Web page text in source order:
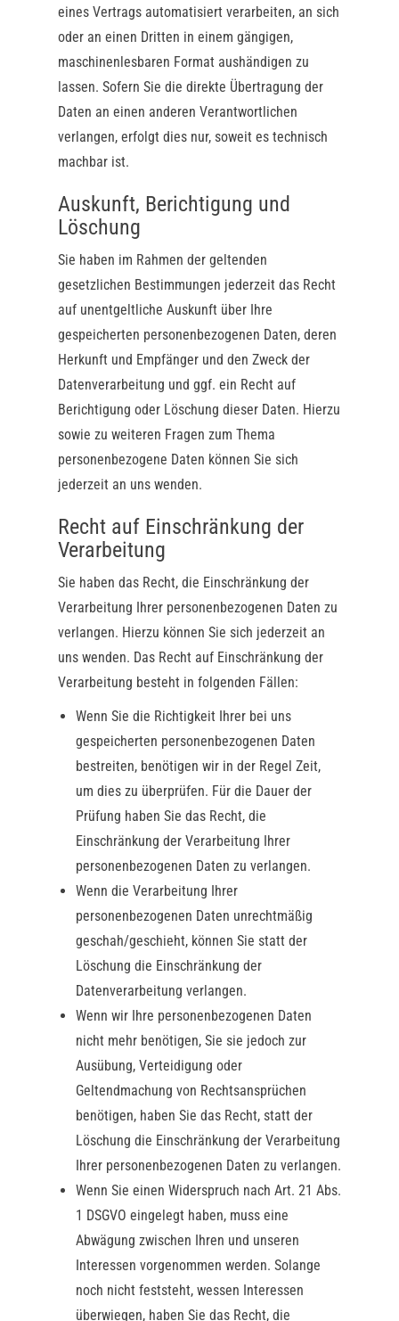
eines Vertrags automatisiert verarbeiten, an sich
oder an einen Dritten in einem gängigen,
maschinenlesbaren Format aushändigen zu
lassen. Sofern Sie die direkte Übertragung der
Daten an einen anderen Verantwortlichen
verlangen, erfolgt dies nur, soweit es technisch
machbar ist.
Auskunft, Berichtigung und
Löschung
Sie haben im Rahmen der geltenden
gesetzlichen Bestimmungen jederzeit das Recht
auf unentgeltliche Auskunft über Ihre
gespeicherten personenbezogenen Daten, deren
Herkunft und Empfänger und den Zweck der
Datenverarbeitung und ggf. ein Recht auf
Berichtigung oder Löschung dieser Daten. Hierzu
sowie zu weiteren Fragen zum Thema
personenbezogene Daten können Sie sich
jederzeit an uns wenden.
Recht auf Einschränkung der
Verarbeitung
Sie haben das Recht, die Einschränkung der
Verarbeitung Ihrer personenbezogenen Daten zu
verlangen. Hierzu können Sie sich jederzeit an
uns wenden. Das Recht auf Einschränkung der
Verarbeitung besteht in folgenden Fällen:
Wenn Sie die Richtigkeit Ihrer bei uns
gespeicherten personenbezogenen Daten
bestreiten, benötigen wir in der Regel Zeit,
um dies zu überprüfen. Für die Dauer der
Prüfung haben Sie das Recht, die
Einschränkung der Verarbeitung Ihrer
personenbezogenen Daten zu verlangen.
Wenn die Verarbeitung Ihrer
personenbezogenen Daten unrechtmäßig
geschah/geschieht, können Sie statt der
Löschung die Einschränkung der
Datenverarbeitung verlangen.
Wenn wir Ihre personenbezogenen Daten
nicht mehr benötigen, Sie sie jedoch zur
Ausübung, Verteidigung oder
Geltendmachung von Rechtsansprüchen
benötigen, haben Sie das Recht, statt der
Löschung die Einschränkung der Verarbeitung
Ihrer personenbezogenen Daten zu verlangen.
Wenn Sie einen Widerspruch nach Art. 21 Abs.
1 DSGVO eingelegt haben, muss eine
Abwägung zwischen Ihren und unseren
Interessen vorgenommen werden. Solange
noch nicht feststeht, wessen Interessen
überwiegen, haben Sie das Recht, die